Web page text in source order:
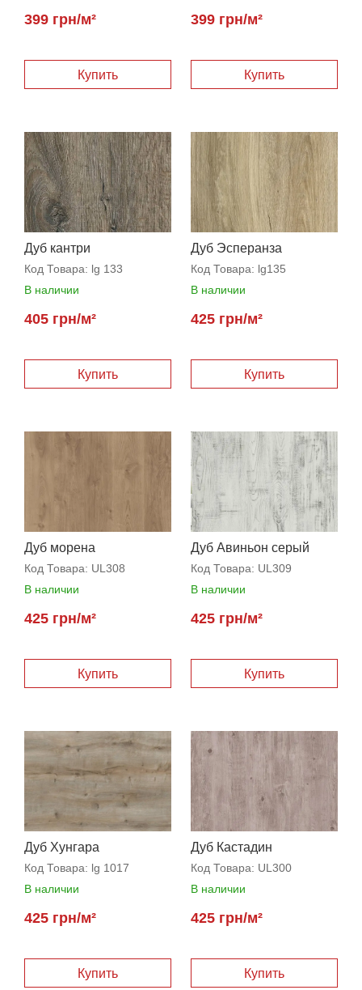
399 грн/м²
Купить
399 грн/м²
Купить
Дуб кантри
Код Товара: lg 133
В наличии
405 грн/м²
Купить
Дуб Эсперанза
Код Товара: lg135
В наличии
425 грн/м²
Купить
Дуб морена
Код Товара: UL308
В наличии
425 грн/м²
Купить
Дуб Авиньон серый
Код Товара: UL309
В наличии
425 грн/м²
Купить
Дуб Хунгара
Код Товара: lg 1017
В наличии
425 грн/м²
Купить
Дуб Кастадин
Код Товара: UL300
В наличии
425 грн/м²
Купить